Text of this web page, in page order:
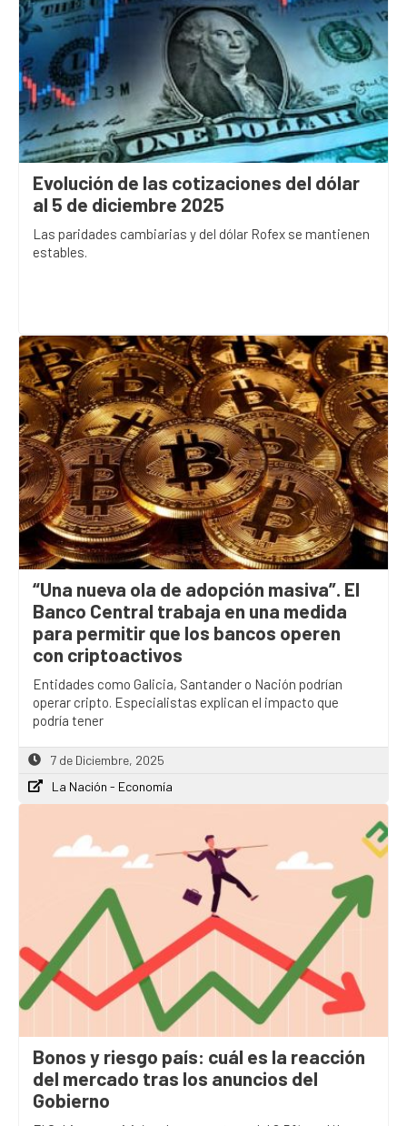
Evolución de las cotizaciones del dólar
al 5 de diciembre 2025
Las paridades cambiarias y del dólar Rofex se mantienen
estables.
“Una nueva ola de adopción masiva”. El
Banco Central trabaja en una medida
para permitir que los bancos operen
con criptoactivos
Entidades como Galicia, Santander o Nación podrían
operar cripto. Especialistas explican el impacto que
podría tener
7 de Diciembre, 2025
La Nación - Economía
Bonos y riesgo país: cuál es la reacción
del mercado tras los anuncios del
Gobierno